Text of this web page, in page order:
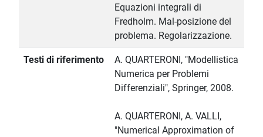
Equazioni integrali di
Fredholm. Mal-posizione del
problema. Regolarizzazione.
Testi di riferimento
A. QUARTERONI, "Modellistica
Numerica per Problemi
Differenziali", Springer, 2008.
A. QUARTERONI, A. VALLI,
"Numerical Approximation of